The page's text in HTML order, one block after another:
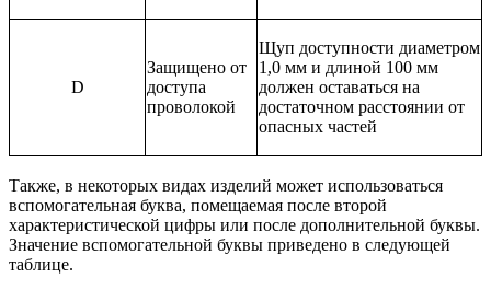
D
Защищено от
доступа
проволокой
Щуп доступности диаметром
1,0 мм и длиной 100 мм
должен оставаться на
достаточном расстоянии от
опасных частей
Также, в некоторых видах изделий может использоваться
вспомогательная буква, помещаемая после второй
характеристической цифры или после дополнительной буквы.
Значение вспомогательной буквы приведено в следующей
таблице.